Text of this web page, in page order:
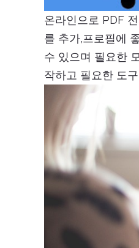
온라인으로 PDF
를 추가,프로필에
수 있으며 필요한
작하고 필요한 도